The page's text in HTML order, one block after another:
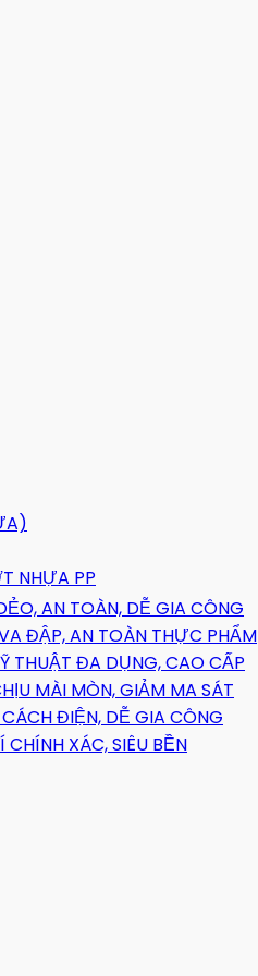
NHỰA PP
AN TOÀN, DỄ GIA CÔNG
ĐẬP, AN TOÀN THỰC PHẨM
THUẬT ĐA DỤNG, CAO CẤP
MÀI MÒN, GIẢM MA SÁT
ĐIỆN, DỄ GIA CÔNG
XÁC, SIÊU BỀN